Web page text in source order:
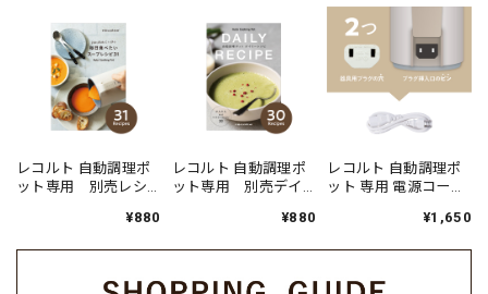
レコルト 自動調理ポ
ット専用 別売レシ
¥880
レコルト 自動調理ポ
ット専用 別売デイ
¥880
レコルト 自動調理ポ
ット 専用 電源コード
応型番:RSY-2）¥1,650